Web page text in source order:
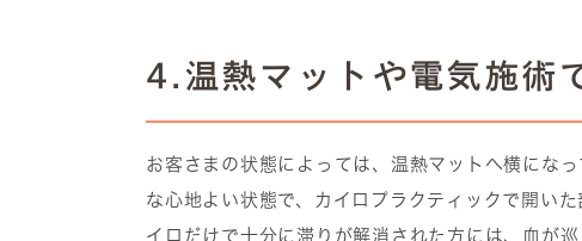
4.温熱マットや電気施術
お客さまの状態によっては、温熱マットへ横にな
な心地よい状態で、カイロプラクティックで開い
イロだけで十分に滞りが解消された方には、血が